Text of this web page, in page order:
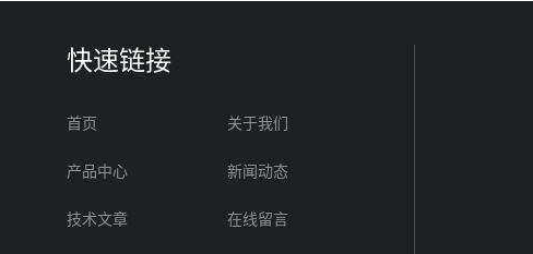
快速链接
首页 关于我们
产品中心 新闻动态
技术文章 在线留言